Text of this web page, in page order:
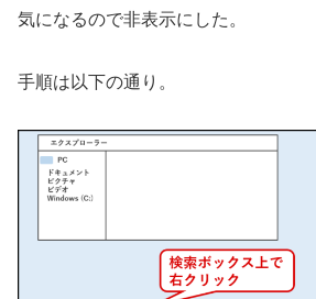
気になるので非表示にした。
手順は以下の通り。